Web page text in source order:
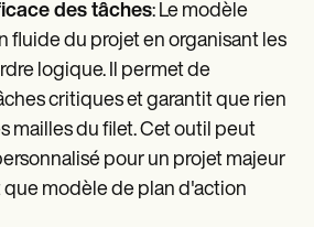
des tâches: Le modèle
fluide du projet en organisant les
logique. Il permet de
critiques et garantit que rien
mailles du filet. Cet outil peut
pour un projet majeur
que modèle de plan d'action